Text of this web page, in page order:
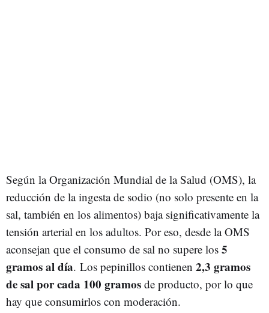
Según la Organización Mundial de la Salud (OMS), la
reducción de la ingesta de sodio (no solo presente en la
sal, también en los alimentos) baja significativamente la
tensión arterial en los adultos. Por eso, desde la OMS
aconsejan que el consumo de sal no supere los 5
gramos al día. Los pepinillos contienen 2,3 gramos
de sal por cada 100 gramos de producto, por lo que
hay que consumirlos con moderación.